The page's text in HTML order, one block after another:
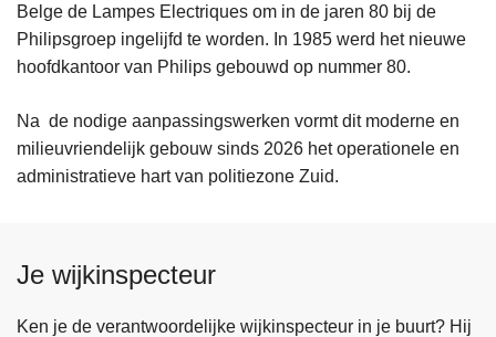
Belge de Lampes Electriques om in de jaren 80 bij de
Philipsgroep ingelijfd te worden. In 1985 werd het nieuwe
hoofdkantoor van Philips gebouwd op nummer 80.
Na de nodige aanpassingswerken vormt dit moderne en
milieuvriendelijk gebouw sinds 2026 het operationele en
administratieve hart van politiezone Zuid.
Je wijkinspecteur
Ken je de verantwoordelijke wijkinspecteur in je buurt? Hij